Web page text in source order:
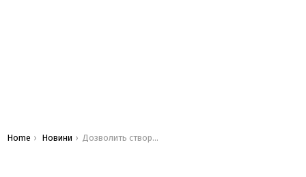
You are here:
Home Новини Дозволить створювати дешеві електромобілі: Northvolt розробляє безкобальтову батарею